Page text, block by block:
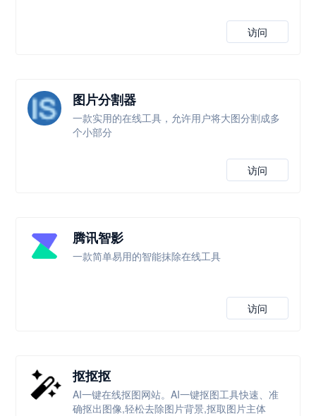
访问
图片分割器
一款实用的在线工具，允许用户将大图分割成多
个小部分
访问
腾讯智影
一款简单易用的智能抹除在线工具
访问
抠抠抠
AI一键在线抠图网站。AI一键抠图工具快速、准
确抠出图像,轻松去除图片背景,抠取图片主体